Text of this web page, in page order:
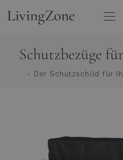
Schutzbezüge
- Der Schutzschild für